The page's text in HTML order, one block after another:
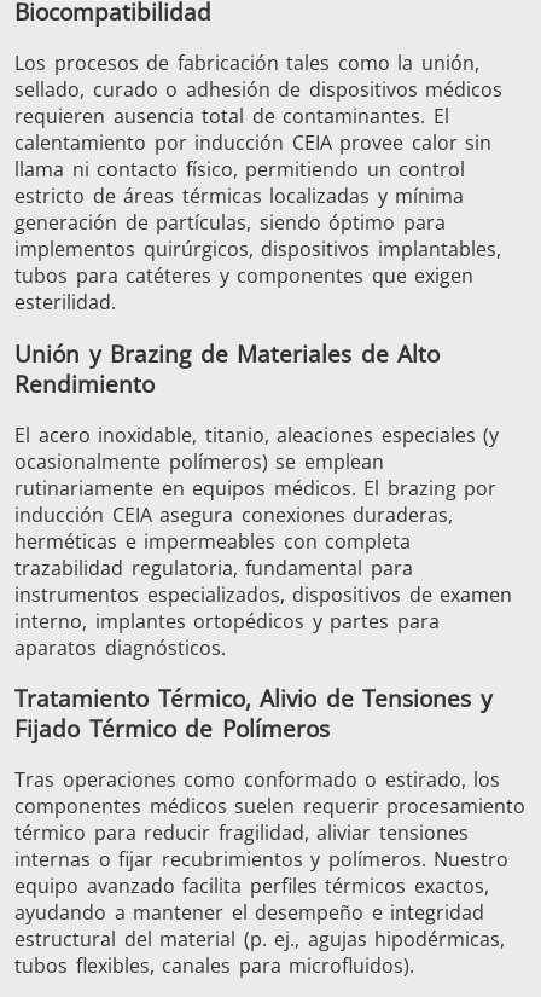
Aeroespacial Automotriz
Energía verde
Herramientas
Semiconductor Sujetador
Biocompatibilidad
Los procesos de fabricación tales como la unión,
sellado, curado o adhesión de dispositivos médicos
requieren ausencia total de contaminantes. El
calentamiento por inducción CEIA provee calor sin
llama ni contacto físico, permitiendo un control
estricto de áreas térmicas localizadas y mínima
generación de partículas, siendo óptimo para
implementos quirúrgicos, dispositivos implantables,
tubos para catéteres y componentes que exigen
esterilidad.
Unión y Brazing de Materiales de Alto
Rendimiento
El acero inoxidable, titanio, aleaciones especiales (y
ocasionalmente polímeros) se emplean
rutinariamente en equipos médicos. El brazing por
inducción CEIA asegura conexiones duraderas,
herméticas e impermeables con completa
trazabilidad regulatoria, fundamental para
instrumentos especializados, dispositivos de examen
interno, implantes ortopédicos y partes para
aparatos diagnósticos.
Tratamiento Térmico, Alivio de Tensiones y
Fijado Térmico de Polímeros
Tras operaciones como conformado o estirado, los
componentes médicos suelen requerir procesamiento
térmico para reducir fragilidad, aliviar tensiones
internas o fijar recubrimientos y polímeros. Nuestro
equipo avanzado facilita perfiles térmicos exactos,
ayudando a mantener el desempeño e integridad
estructural del material (p. ej., agujas hipodérmicas,
tubos flexibles, canales para microfluidos).